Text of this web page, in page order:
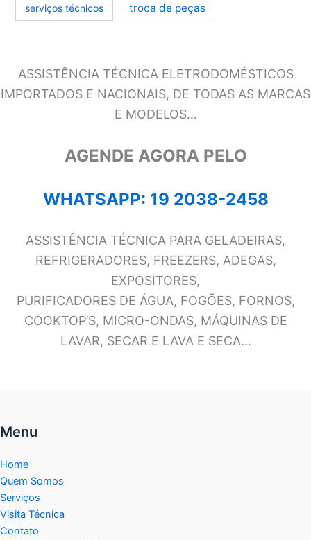
serviços técnicos troca de peças
ASSISTÊNCIA TÉCNICA ELETRODOMÉSTICOS
IMPORTADOS E NACIONAIS, DE TODAS AS MARCAS
E MODELOS…
AGENDE AGORA PELO
WHATSAPP: 19 2038-2458
ASSISTÊNCIA TÉCNICA PARA GELADEIRAS,
REFRIGERADORES, FREEZERS, ADEGAS,
EXPOSITORES,
PURIFICADORES DE ÁGUA, FOGÕES, FORNOS,
COOKTOP’S, MICRO-ONDAS, MÁQUINAS DE
LAVAR, SECAR E LAVA E SECA…
Menu
Home
Quem Somos
Serviços
Visita Técnica
Contato